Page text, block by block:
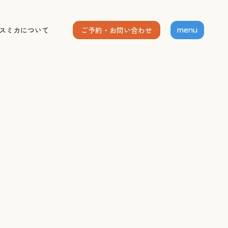
ミカについて ご予約・お問い合わせ menu